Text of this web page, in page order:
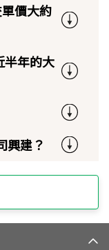
價大約
半年的大
興建？